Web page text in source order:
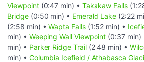
Viewpoint (0:47 min) • Takakaw Falls
Bridge (0:50 min) • Emerald Lake (2:22
(2:58 min) • Wapta Falls (1:52 min) •
min) • Weeping Wall Viewpoint (0:37 min)
min) • Parker Ridge Trail (2:48 min) •
min) • Columbia Icefield / Athabasca